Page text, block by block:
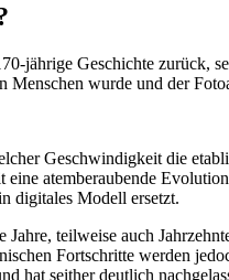
jährige Geschichte zurück,
wurde und der
Geschwindigkeit die
atemberaubende
digitales Modell ersetzt.
Jahre, teilweise auch
Fortschritte werden
hat seither deutlich